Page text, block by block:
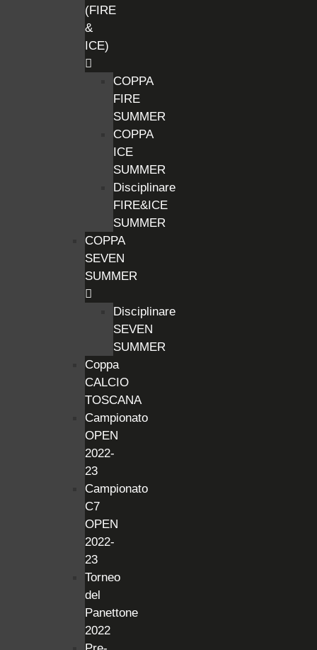
(FIRE
&
ICE)
COPPA
FIRE
SUMMER
COPPA
ICE
SUMMER
Disciplinare
FIRE&ICE
SUMMER
COPPA
SEVEN
SUMMER
Disciplinare
SEVEN
SUMMER
Coppa
CALCIO
TOSCANA
Campionato
OPEN
2022-
23
Campionato
C7
OPEN
2022-
23
Torneo
del
Panettone
2022